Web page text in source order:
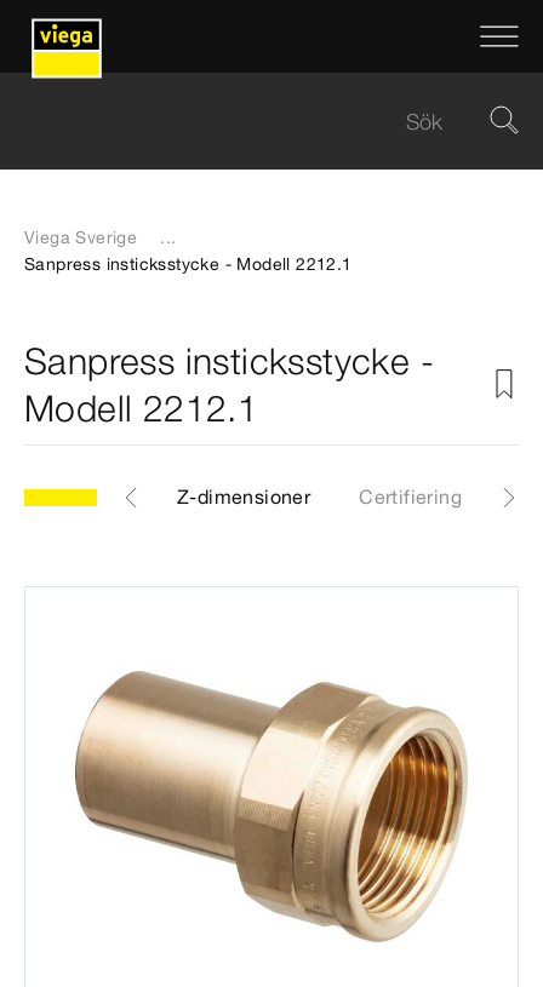
Viega Sverige
...
Sanpress insticksstycke - Modell 2212.1
Sanpress insticksstycke -
Modell 2212.1
CAD-filer Z-dimensioner Certifiering